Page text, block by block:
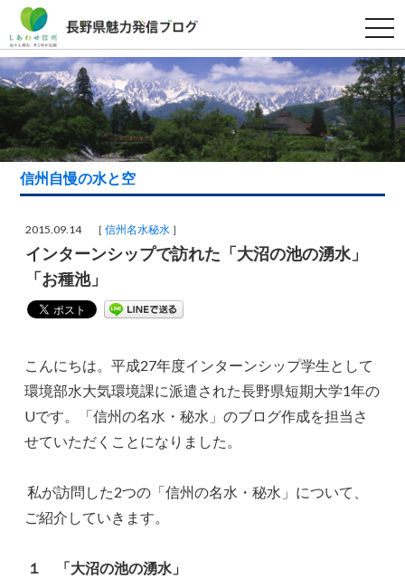
t
o
g
g
l
e
n
a
v
g
i
信州自慢の水と空
2015.09.14 ［信州名水秘水 ］
インターンシップで訪れた「大沼の池の湧水」
「お種池」
こんにちは。平成27年度インターンシップ学生として
環境部水大気環境課に派遣された長野県短期大学1年の
Uです。「信州の名水・秘水」のブログ作成を担当さ
せていただくことになりました。
私が訪問した2つの「信州の名水・秘水」について、
ご紹介していきます。
１ 「大沼の池の湧水」